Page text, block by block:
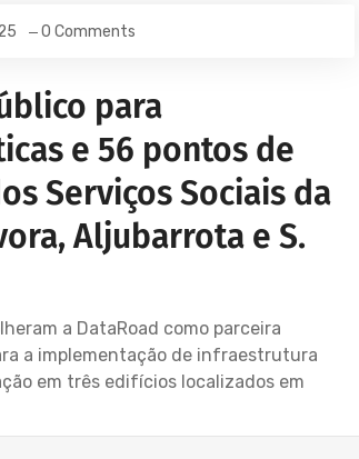
0 Comments
para
e 56 pontos de
Serviços Sociais da
Aljubarrota e S.
a DataRoad como parceira
a implementação de infraestrutura
em três edifícios localizados em